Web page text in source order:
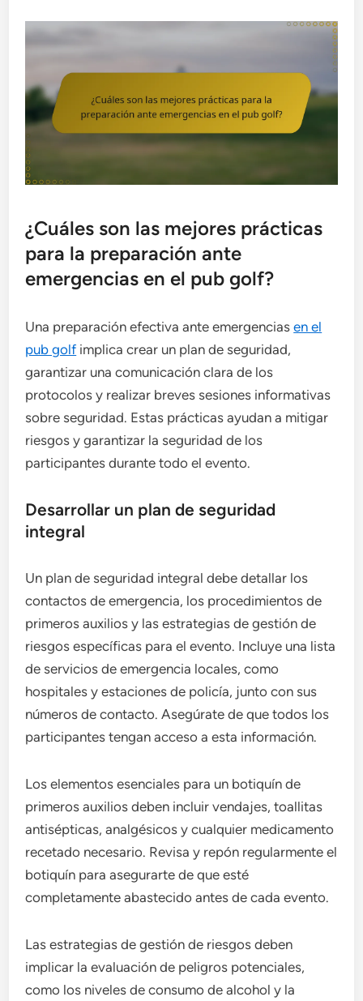
¿Cuáles son las mejores prácticas
para la preparación ante
emergencias en el pub golf?
Una preparación efectiva ante emergenciasen el
pub golf implica crear un plan de seguridad,
garantizar una comunicación clara de los
protocolos y realizar breves sesiones informativas
sobre seguridad. Estas prácticas ayudan a mitigar
riesgos y garantizar la seguridad de los
participantes durante todo el evento.
Desarrollar un plan de seguridad
integral
Un plan de seguridad integral debe detallar los
contactos de emergencia, los procedimientos de
primeros auxilios y las estrategias de gestión de
riesgos específicas para el evento. Incluye una lista
de servicios de emergencia locales, como
hospitales y estaciones de policía, junto con sus
números de contacto. Asegúrate de que todos los
participantes tengan acceso a esta información.
Los elementos esenciales para un botiquín de
primeros auxilios deben incluir vendajes, toallitas
antisépticas, analgésicos y cualquier medicamento
recetado necesario. Revisa y repón regularmente el
botiquín para asegurarte de que esté
completamente abastecido antes de cada evento.
Las estrategias de gestión de riesgos deben
implicar la evaluación de peligros potenciales,
como los niveles de consumo de alcohol y la